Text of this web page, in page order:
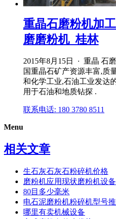
重晶石磨粉机加
磨磨粉机_桂林
2015年8月15日 · 重晶 石
国重晶石矿产资源丰富,质
和化学工业,石油工业发达
用于石油和地质钻探 .
联系电话: 180 3780 8511
Menu
相关文章
生石灰石灰石粉碎机价格
磨粉机应用现状磨粉机设备
80目多少毫米
电石泥磨粉机粉碎机型号
哪里有卖机械设备